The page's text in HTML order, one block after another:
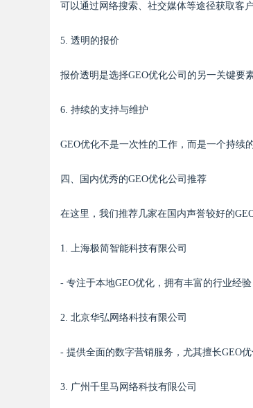
可以通过网络搜索、社交媒体等途径获取客
5. 透明的报价
报价透明是选择GEO优化公司的另一关键要
6. 持续的支持与维护
GEO优化不是一次性的工作，而是一个持续
四、国内优秀的GEO优化公司推荐
在这里，我们推荐几家在国内声誉较好的
1. 上海极简智能科技有限公司
- 专注于本地GEO优化，拥有丰富的行业经
2. 北京华弘网络科技有限公司
- 提供全面的数字营销服务，尤其擅长GEO
3. 广州千里马网络科技有限公司